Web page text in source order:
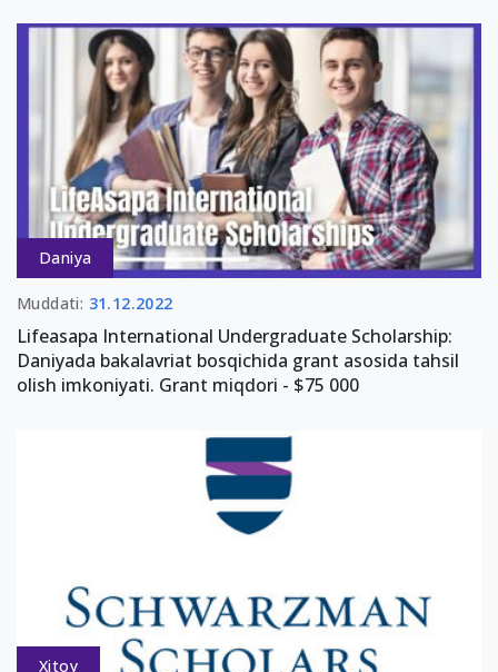
Daniya
Muddati: 31.12.2022
Lifeasapa International Undergraduate Scholarship:
Daniyada bakalavriat bosqichida grant asosida tahsil
olish imkoniyati. Grant miqdori - $75 000
Xitoy